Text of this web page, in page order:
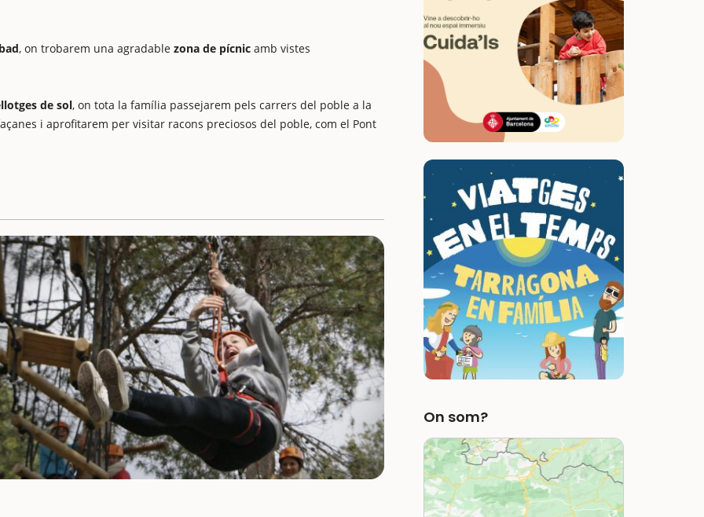
, on trobarem una agradable zona de pícnic amb vistes
de sol, on tota la família passejarem pels carrers del poble a la
i aprofitarem per visitar racons preciosos del poble, com el Pont
On som?